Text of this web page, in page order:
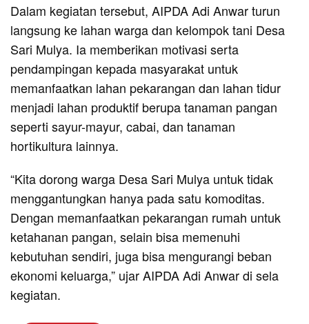
Dalam kegiatan tersebut, AIPDA Adi Anwar turun
langsung ke lahan warga dan kelompok tani Desa
Sari Mulya. Ia memberikan motivasi serta
pendampingan kepada masyarakat untuk
memanfaatkan lahan pekarangan dan lahan tidur
menjadi lahan produktif berupa tanaman pangan
seperti sayur-mayur, cabai, dan tanaman
hortikultura lainnya.
“Kita dorong warga Desa Sari Mulya untuk tidak
menggantungkan hanya pada satu komoditas.
Dengan memanfaatkan pekarangan rumah untuk
ketahanan pangan, selain bisa memenuhi
kebutuhan sendiri, juga bisa mengurangi beban
ekonomi keluarga,” ujar AIPDA Adi Anwar di sela
kegiatan.